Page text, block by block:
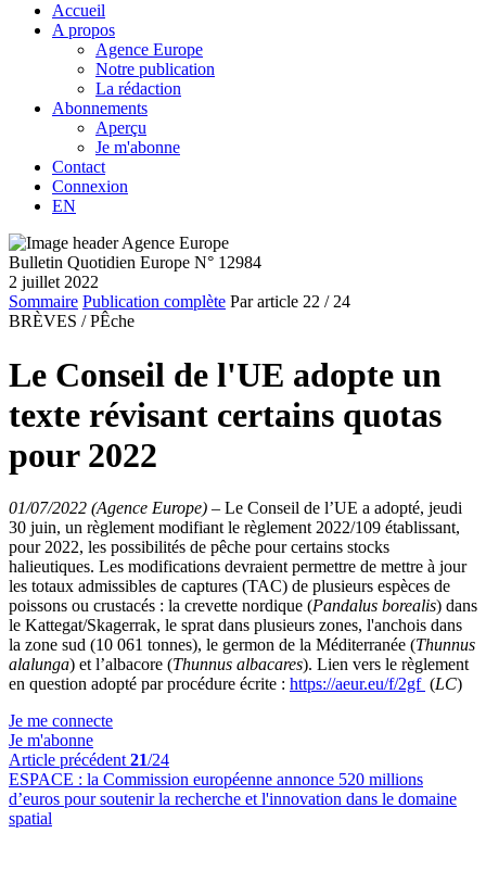
Accueil
A propos
Agence Europe
Notre publication
La rédaction
Abonnements
Aperçu
Je m'abonne
Contact
Connexion
EN
Bulletin Quotidien Europe N° 12984
2 juillet 2022
Sommaire Publication complète Par article 22 / 24
BRÈVES / PÊche
Le Conseil de l'UE adopte un
texte révisant certains quotas
pour 2022
01/07/2022 (Agence Europe) – Le Conseil de l’UE a adopté, jeudi
30 juin, un règlement modifiant le règlement 2022/109 établissant,
pour 2022, les possibilités de pêche pour certains stocks
halieutiques. Les modifications devraient permettre de mettre à jour
les totaux admissibles de captures (TAC) de plusieurs espèces de
poissons ou crustacés : la crevette nordique (Pandalus borealis) dans
le Kattegat/Skagerrak, le sprat dans plusieurs zones, l'anchois dans
la zone sud (10 061 tonnes), le germon de la Méditerranée (Thunnus
alalunga) et l’albacore (Thunnus albacares). Lien vers le règlement
en question adopté par procédure écrite : https://aeur.eu/f/2gf (LC)
Je me connecte
Je m'abonne
Article précédent 21/24
ESPACE : la Commission européenne annonce 520 millions
d’euros pour soutenir la recherche et l'innovation dans le domaine
spatial